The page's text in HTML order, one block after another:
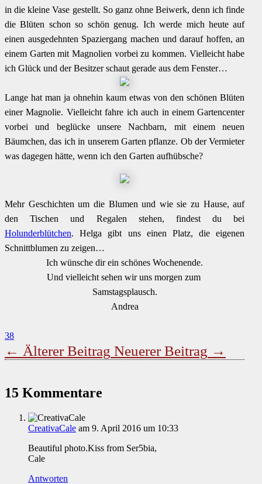
in die kleine Vase gestellt. So ganz ohne Beiwerk, denn ich finde
die Blüten schon so schön genug. Ich werde mich heute auf
einen ausgedehnten Spaziergang machen und darauf hoffen, an
einem Garten mit Magnolien vorbei zu kommen. Vielleicht habe
ich Glück und der Besitzer schaut gerade aus dem Fenster…
Lange hat man ja ohnehin kaum etwas von den schönen Blüten
einer Magnolie. Vielleicht fahre ich auch in einem Gartencenter
vorbei und beglücke unsere Nachbarn, mit einem neuen
Bäumchen, das ich in unserem Garten pflanze. Ob der Vermieter
was dagegen hätte, wenn ich den Garten aufhübsche?
Mehr Geschichten um die Blumen und wie sie zu Hause, auf
den Tischen und Regalen stehen, findest du bei
Holunderblütchen. Helga gibt uns einen Platz, die eigenen
Schnittblumen zu zeigen…
Ich wünsche dir ein schönes Wochenende.
Und vielleicht sehen wir uns morgen zum
Samstagsplausch.
Andrea
38
← Älterer Beitrag Neuerer Beitrag →
15 Kommentare
CreativaCale am 9. April 2016 um 10:33
Beautiful photo.Kiss from Ser5bia,
Cale
Antworten